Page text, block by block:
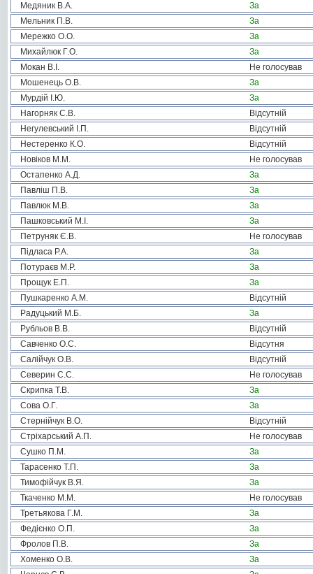
Медяник В.А.
За
Мельник П.В.
За
Мережко О.О.
За
Михайлюк Г.О.
За
Мокан В.І.
Не голосував
Мошенець О.В.
За
Мурдій І.Ю.
За
Нагорняк С.В.
Відсутній
Негулевський І.П.
Відсутній
Нестеренко К.О.
Відсутній
Новіков М.М.
Не голосував
Остапенко А.Д.
За
Павліш П.В.
За
Павлюк М.В.
За
Пашковський М.І.
За
Петруняк Є.В.
Не голосував
Підласа Р.А.
За
Потураєв М.Р.
За
Прощук Е.П.
За
Пушкаренко А.М.
Відсутній
Радуцький М.Б.
За
Рубльов В.В.
Відсутній
Савченко О.С.
Відсутня
Салійчук О.В.
Відсутній
Северин С.С.
Не голосував
Скрипка Т.В.
За
Сова О.Г.
За
Стернійчук В.О.
Відсутній
Стріхарський А.П.
Не голосував
Сушко П.М.
За
Тарасенко Т.П.
За
Тимофійчук В.Я.
За
Ткаченко М.М.
Не голосував
Третьякова Г.М.
За
Федієнко О.П.
За
Фролов П.В.
За
Хоменко О.В.
За